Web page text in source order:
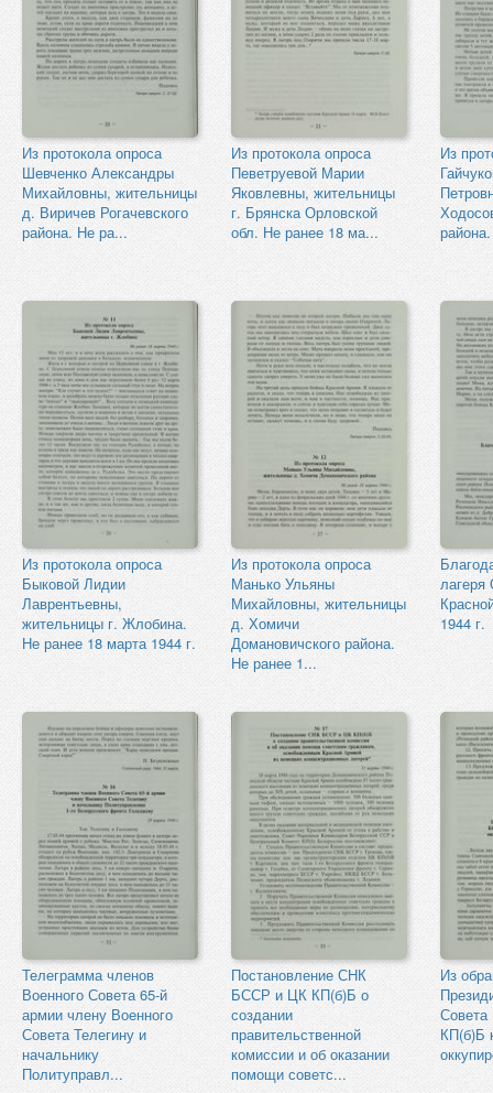
Из протокола опроса
Шевченко Александры
Михайловны, жительницы
д. Виричев Рогачевского
района. Не ра...
Из протокола опроса
Певетруевой Марии
Яковлевны, жительницы
г. Брянска Орловской
обл. Не ранее 18 ма...
Из
Из протокола опроса
Быковой Лидии
Лаврентьевны,
жительницы г. Жлобина.
Не ранее 18 марта 1944 г.
Из протокола опроса
Манько Ульяны
Михайловны, жительницы
д. Хомичи
Домановичского района.
Не ранее 1...
лагеря
1944 г.
Телеграмма членов
Военного Совета 65-й
армии члену Военного
Совета Телегину и
начальнику
Политуправл...
Постановление СНК
БССР и ЦК КП(б)Б о
создании
правительственной
комиссии и об оказании
помощи советс...
Из
КП(б)Б